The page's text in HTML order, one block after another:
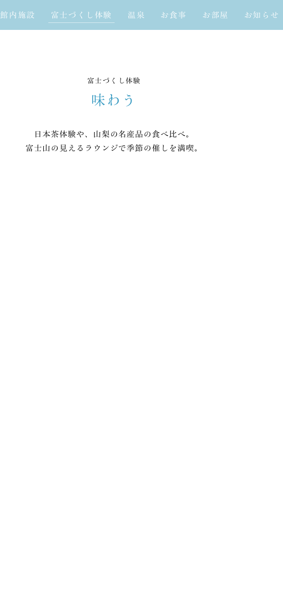
館内施設 富士づくし体験 温泉 お食事 お部屋 お知らせ
富士づくし体験
味わう
日本茶体験や、山梨の名産品の食べ比べ。
富士山の見えるラウンジで季節の催しを満喫。